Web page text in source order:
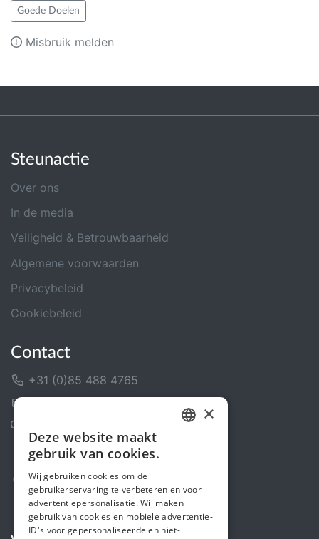
Goede Doelen
Misbruik melden
Steunactie
Over ons
In de media
Veiligheid & Betrouwbaarheid
Algemene voorwaarden
Privacybeleid
Cookiebeleid
Contact
+31 (0)85 488 4765
ENGLISH
×
Deze website maakt
gebruik van cookies.
Wij gebruiken cookies om de
gebruikerservaring te verbeteren en voor
advertentiepersonalisatie. Wij maken
gebruik van cookies en mobiele advertentie-
ID's voor gepersonaliseerde en niet-